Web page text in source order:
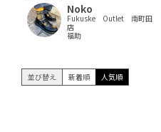
Noko
Fukuske Outlet 南町田
店
福助
並び替え 新着順 人気順